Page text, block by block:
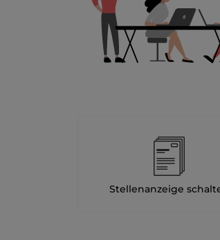
Stellenanzeige